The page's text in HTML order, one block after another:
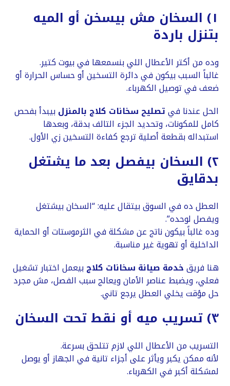
١) السخان مش بيسخن أو الميه
بتنزل باردة
وده من أكتر الأعطال اللي بنسمعها في بيوت كتير.
غالباً السبب بيكون في دائرة التسخين أو حساس الحرارة أو
ضعف في توصيل الكهرباء.
الحل عندنا فيتصليح سخانات كلاج بالمنزلبيبدأ بفحص
كامل للمكونات، وتحديد الجزء التالف بدقة، وبعدها
استبداله بقطعة أصلية ترجع كفاءة التسخين زي الأول.
٢) السخان بيفصل بعد ما يشتغل
بدقايق
العطل ده في السوق بيتقال عليه: “السخان بيشتغل
ويفصل لوحده”.
وده غالباً بيكون ناتج عن مشكلة في الثرموستات أو الحماية
الداخلية أو تهوية غير مناسبة.
هنا فريقخدمة صيانة سخانات كلاجبيعمل اختبار تشغيل
فعلي، ويضبط عناصر الأمان ويعالج سبب الفصل، مش مجرد
حل مؤقت يخلي العطل يرجع تاني.
٣) تسريب ميه أو نقط تحت السخان
التسريب من الأعطال اللي لازم تتلحق بسرعة.
لأنه ممكن يكبر ويأثر على أجزاء تانية في الجهاز أو يوصل
لمشكلة أكبر في الكهرباء.